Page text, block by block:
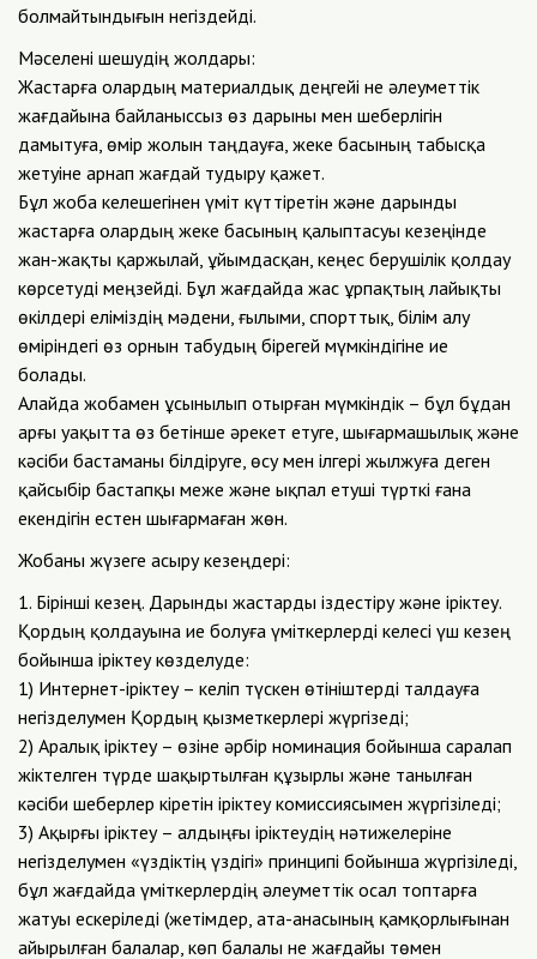
болмайтындығын негіздейді.
Мәселені шешудің жолдары:
Жастарға олардың материалдық деңгейі не әлеуметтік
жағдайына байланыссыз өз дарыны мен шеберлігін
дамытуға, өмір жолын таңдауға, жеке басының табысқа
жетуіне арнап жағдай тудыру қажет.
Бұл жоба келешегінен үміт күттіретін және дарынды
жастарға олардың жеке басының қалыптасуы кезеңінде
жан-жақты қаржылай, ұйымдасқан, кеңес берушілік қолдау
көрсетуді меңзейді. Бұл жағдайда жас ұрпақтың лайықты
өкілдері еліміздің мәдени, ғылыми, спорттық, білім алу
өміріндегі өз орнын табудың бірегей мүмкіндігіне ие
болады.
Алайда жобамен ұсынылып отырған мүмкіндік – бұл бұдан
арғы уақытта өз бетінше әрекет етуге, шығармашылық және
кәсіби бастаманы білдіруге, өсу мен ілгері жылжуға деген
қайсыбір бастапқы меже және ықпал етуші түрткі ғана
екендігін естен шығармаған жөн.
Жобаны жүзеге асыру кезеңдері:
1. Бірінші кезең. Дарынды жастарды іздестіру және іріктеу.
Қордың қолдауына ие болуға үміткерлерді келесі үш кезең
бойынша іріктеу көзделуде:
1) Интернет-іріктеу – келіп түскен өтініштерді талдауға
негізделумен Қордың қызметкерлері жүргізеді;
2) Аралық іріктеу – өзіне әрбір номинация бойынша саралап
жіктелген түрде шақыртылған құзырлы және танылған
кәсіби шеберлер кіретін іріктеу комиссиясымен жүргізіледі;
3) Ақырғы іріктеу – алдыңғы іріктеудің нәтижелеріне
негізделумен «үздіктің үздігі» принципі бойынша жүргізіледі,
бұл жағдайда үміткерлердің әлеуметтік осал топтарға
жатуы ескеріледі (жетімдер, ата-анасының қамқорлығынан
айырылған балалар, көп балалы не жағдайы төмен